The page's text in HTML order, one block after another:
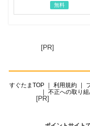
無料
[PR]
すぐたまTOP 利用規約
不正への取り組
[PR]